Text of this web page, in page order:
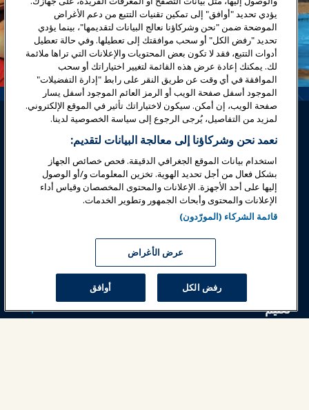
تسجيل الدخول انضم الآن
جوائز المهن
اتصل
أخبار وعالم المرح
تعليم
يؤدي تحديد "أوافق" إلى تمكين تقنيات التتبع من دعم الأغراض
الموضحة ضمن "نحن وشركاؤنا نعالج البيانات لتقديمها"، بينما يؤدي
تحديد "رفض الكل" أو سحب موافقتك إلى تعطيلها. وفي حالة تعطيل
أدوات التتبع، فقد لا تكون بعض المحتويات والإعلانات التي تراها ملائمة
لك. يمكنك إعادة عرض هذه القائمة لتغيير اختياراتك أو سحب
الموافقة في أي وقت عن طريق النقر على رابط "إدارة التفضيلات"
الموجود أسفل صفحة الويب أو الرمز العائم الموجود أسفل يسار
صفحة الويب، إن أمكن. سيكون لاختياراتك تأثير في الموقع الإلكتروني.
لمزيد من التفاصيل، يُرجى الرجوع إلى سياسة الخصوصية لدينا.
نعمد نحن وشركاؤنا إلى معالجة البيانات لتقديم:
استخدام بيانات الموقع الجغرافي الدقيقة. فحص خصائص الجهاز
بشكل فعال من أجل تحديد الهوية. تخزين المعلومات و/أو الوصول
إليها على أحد الأجهزة. الإعلانات والمحتوى المخصصان وقياس أداء
الإعلانات والمحتوى وأبحاث الجمهور وتطوير الخدمات.
قائمة الشركاء (المورّدون)
عرض الأغراض
رفض الكل أوافق